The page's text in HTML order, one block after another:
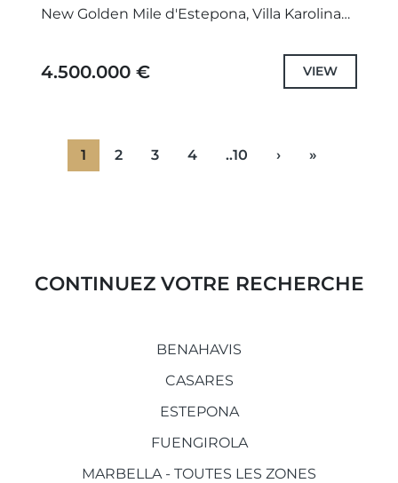
New Golden Mile d'Estepona, Villa Karolina
architecture intemporelle, des...
4.500.000 € VIEW
1 2 3 4 ..10 › »
CONTINUEZ VOTRE RECHERCHE
BENAHAVIS
CASARES
ESTEPONA
FUENGIROLA
MARBELLA - TOUTES LES ZONES